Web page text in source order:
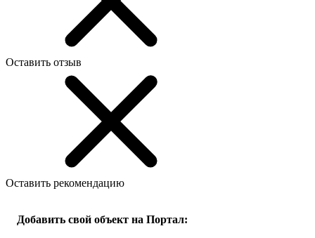
Оставить отзыв
Оставить рекомендацию
Добавить свой объект на Портал: